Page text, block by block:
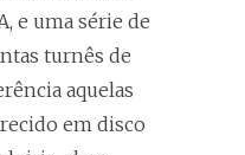
e uma série de
turnês de
aquelas
em disco